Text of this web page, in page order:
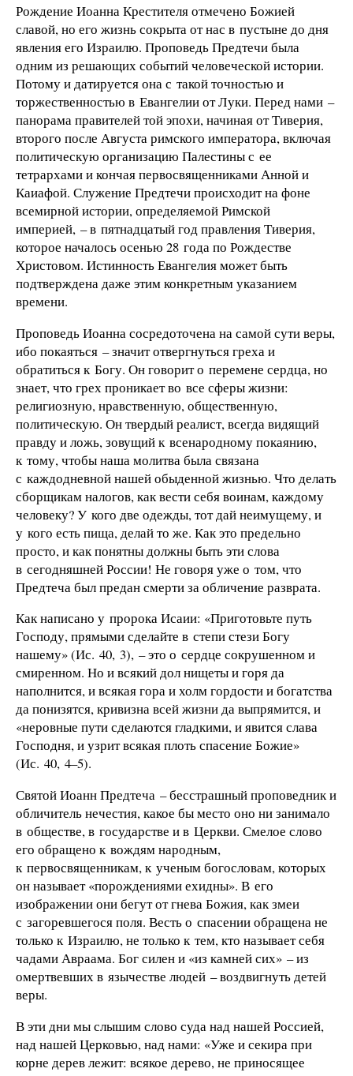
Рождение Иоанна Крестителя отмечено Божией
славой, но его жизнь сокрыта от нас в пустыне до дня
явления его Израилю. Проповедь Предтечи была
одним из решающих событий человеческой истории.
Потому и датируется она с такой точностью и
торжественностью в Евангелии от Луки. Перед нами –
панорама правителей той эпохи, начиная от Тиверия,
второго после Августа римского императора, включая
политическую организацию Палестины с ее
тетрархами и кончая первосвященниками Анной и
Каиафой. Служение Предтечи происходит на фоне
всемирной истории, определяемой Римской
империей, – в пятнадцатый год правления Тиверия,
которое началось осенью 28 года по Рождестве
Христовом. Истинность Евангелия может быть
подтверждена даже этим конкретным указанием
времени.
Проповедь Иоанна сосредоточена на самой сути веры,
ибо покаяться – значит отвергнуться греха и
обратиться к Богу. Он говорит о перемене сердца, но
знает, что грех проникает во все сферы жизни:
религиозную, нравственную, общественную,
политическую. Он твердый реалист, всегда видящий
правду и ложь, зовущий к всенародному покаянию,
к тому, чтобы наша молитва была связана
с каждодневной нашей обыденной жизнью. Что делать
сборщикам налогов, как вести себя воинам, каждому
человеку? У кого две одежды, тот дай неимущему, и
у кого есть пища, делай то же. Как это предельно
просто, и как понятны должны быть эти слова
в сегодняшней России! Не говоря уже о том, что
Предтеча был предан смерти за обличение разврата.
Как написано у пророка Исаии: «Приготовьте путь
Господу, прямыми сделайте в степи стези Богу
нашему» (Ис. 40, 3), – это о сердце сокрушенном и
смиренном. Но и всякий дол нищеты и горя да
наполнится, и всякая гора и холм гордости и богатства
да понизятся, кривизна всей жизни да выпрямится, и
«неровные пути сделаются гладкими, и явится слава
Господня, и узрит всякая плоть спасение Божие»
(Ис. 40, 4–5).
Святой Иоанн Предтеча – бесстрашный проповедник и
обличитель нечестия, какое бы место оно ни занимало
в обществе, в государстве и в Церкви. Смелое слово
его обращено к вождям народным,
к первосвященникам, к ученым богословам, которых
он называет «порождениями ехидны». В его
изображении они бегут от гнева Божия, как змеи
с загоревшегося поля. Весть о спасении обращена не
только к Израилю, не только к тем, кто называет себя
чадами Авраама. Бог силен и «из камней сих» – из
омертвевших в язычестве людей – воздвигнуть детей
веры.
В эти дни мы слышим слово суда над нашей Россией,
над нашей Церковью, над нами: «Уже и секира при
корне дерев лежит: всякое дерево, не приносящее